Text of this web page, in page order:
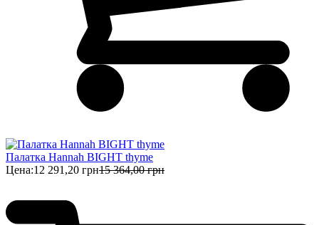
Палатка Hannah BIGHT thyme
Цена:12 291,20 грн15 364,00 грн